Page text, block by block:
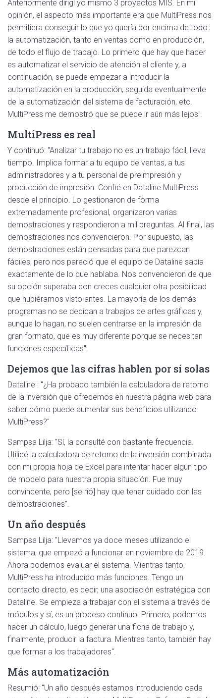
Anteriormente dirigí yo mismo 3 proyectos MIS. En mi
opinión, el aspecto más importante era que MultiPress nos
permitiera conseguir lo que yo quería por encima de todo:
la automatización, tanto en ventas como en producción,
de todo el flujo de trabajo. Lo primero que hay que hacer
es automatizar el servicio de atención al cliente y, a
continuación, se puede empezar a introducir la
automatización en la producción, seguida eventualmente
de la automatización del sistema de facturación, etc.
MultiPress me demostró que se puede ir aún más lejos".
MultiPress es real
Y continuó: "Analizar tu trabajo no es un trabajo fácil, lleva
tiempo. Implica formar a tu equipo de ventas, a tus
administradores y a tu personal de preimpresión y
producción de impresión. Confié en Dataline MultiPress
desde el principio. Lo gestionaron de forma
extremadamente profesional, organizaron varias
demostraciones y respondieron a mil preguntas. Al final, las
demostraciones nos convencieron. Por supuesto, las
demostraciones están pensadas para que parezcan
fáciles, pero nos pareció que el equipo de Dataline sabía
exactamente de lo que hablaba. Nos convencieron de que
su opción superaba con creces cualquier otra posibilidad
que hubiéramos visto antes. La mayoría de los demás
programas no se dedican a trabajos de artes gráficas y,
aunque lo hagan, no suelen centrarse en la impresión de
gran formato, que es muy diferente porque se necesitan
funciones específicas".
Dejemos que las cifras hablen por sí solas
Dataline : "¿Ha probado también la calculadora de retorno
de la inversión que ofrecemos en nuestra página web para
saber cómo puede aumentar sus beneficios utilizando
MultiPress?"
Sampsa Lilja: "Sí, la consulté con bastante frecuencia.
Utilicé la calculadora de retorno de la inversión combinada
con mi propia hoja de Excel para intentar hacer algún tipo
de modelo para nuestra propia situación. Fue muy
convincente, pero [se rió] hay que tener cuidado con las
demostraciones".
Un año después
Sampsa Lilja: "Llevamos ya doce meses utilizando el
sistema, que empezó a funcionar en noviembre de 2019.
Ahora podemos evaluar el sistema. Mientras tanto,
MultiPress ha introducido más funciones. Tengo un
contacto directo, es decir, una asociación estratégica con
Dataline. Se empieza a trabajar con el sistema a través de
módulos y sí, es un proceso continuo. Primero, podemos
hacer un cálculo, luego generar una ficha de trabajo y,
finalmente, producir la factura. Mientras tanto, también hay
que formar a los trabajadores".
Más automatización
Resumió: "Un año después estamos introduciendo cada